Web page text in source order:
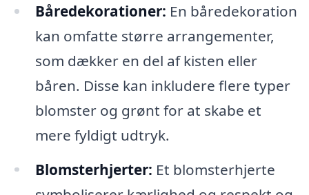
Båredekorationer: En båredekoration
kan omfatte større arrangementer,
som dækker en del af kisten eller
båren. Disse kan inkludere flere typer
blomster og grønt for at skabe et
mere fyldigt udtryk.
Blomsterhjerter: Et blomsterhjerte